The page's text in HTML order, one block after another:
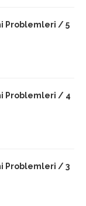
Problemleri / 5
Problemleri / 4
Problemleri / 3